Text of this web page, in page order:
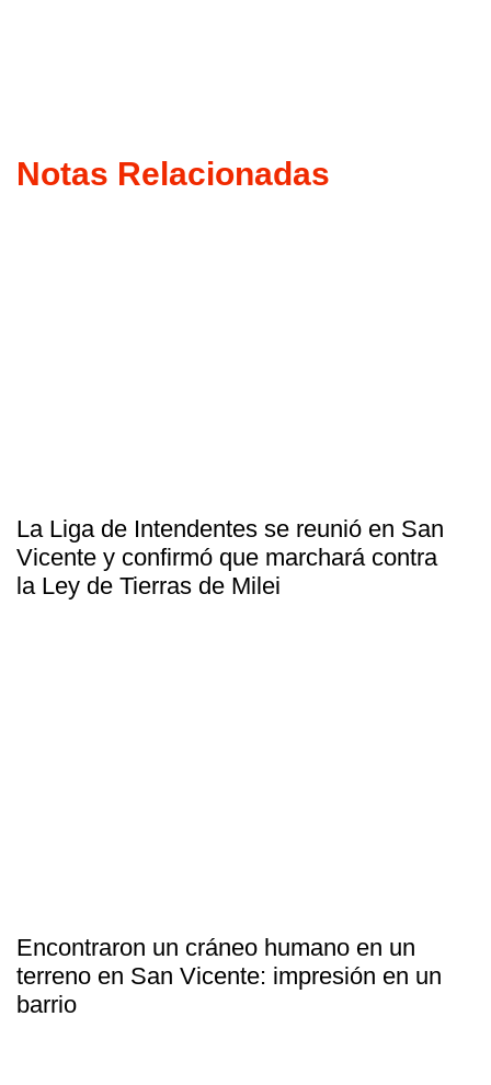
Notas Relacionadas
La Liga de Intendentes se reunió en San
Vicente y confirmó que marchará contra
la Ley de Tierras de Milei
Encontraron un cráneo humano en un
terreno en San Vicente: impresión en un
barrio